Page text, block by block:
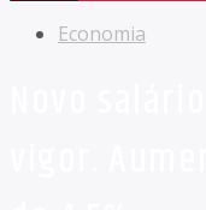
Economia